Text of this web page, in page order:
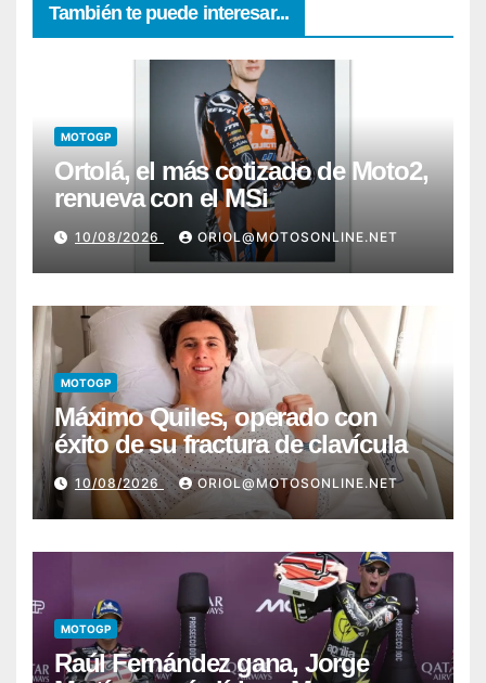
También te puede interesar...
MOTOGP
Ortolá, el más cotizado de Moto2,
renueva con el MSi
10/08/2026 ORIOL@MOTOSONLINE.NET
MOTOGP
Máximo Quiles, operado con
éxito de su fractura de clavícula
10/08/2026 ORIOL@MOTOSONLINE.NET
MOTOGP
Raúl Fernández gana, Jorge